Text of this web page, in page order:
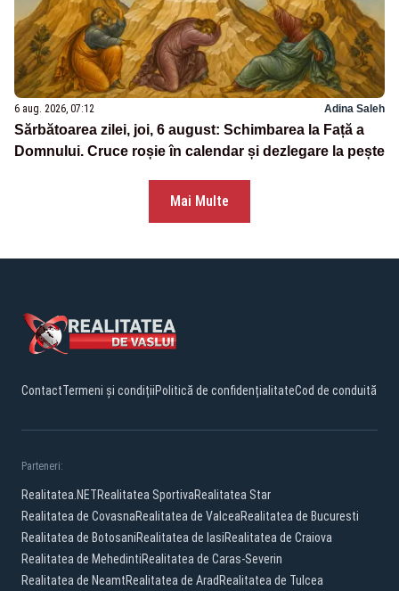
6 aug. 2026, 07:12 Adina Saleh
Sărbătoarea zilei, joi, 6 august: Schimbarea la Față a
Domnului. Cruce roșie în calendar și dezlegare la pește
Mai Multe
ContactTermeni și condițiiPolitică de confidențialitateCod de conduită
Parteneri:
Realitatea.NETRealitatea SportivaRealitatea Star
Realitatea de CovasnaRealitatea de ValceaRealitatea de Bucuresti
Realitatea de BotosaniRealitatea de IasiRealitatea de Craiova
Realitatea de MehedintiRealitatea de Caras-Severin
Realitatea de NeamtRealitatea de Arad Realitatea de Tulcea